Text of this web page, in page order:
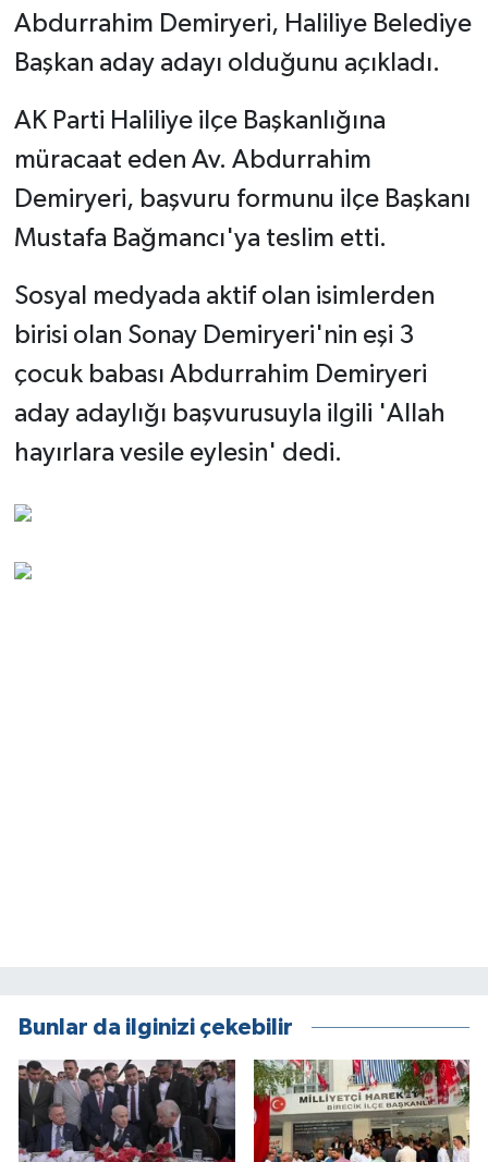
Abdurrahim Demiryeri, Haliliye Belediye
Başkan aday adayı olduğunu açıkladı.
AK Parti Haliliye ilçe Başkanlığına
müracaat eden Av. Abdurrahim
Demiryeri, başvuru formunu ilçe Başkanı
Mustafa Bağmancı'ya teslim etti.
Sosyal medyada aktif olan isimlerden
birisi olan Sonay Demiryeri'nin eşi 3
çocuk babası Abdurrahim Demiryeri
aday adaylığı başvurusuyla ilgili 'Allah
hayırlara vesile eylesin' dedi.
Bunlar da ilginizi çekebilir